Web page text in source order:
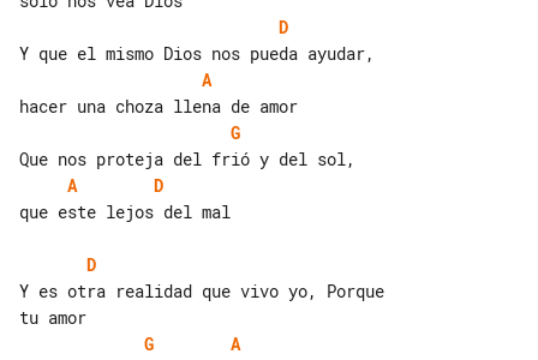
D
A
G
A
D
que este lejos del mal
D
Y es otra realidad que vivo yo, Porque
G
A